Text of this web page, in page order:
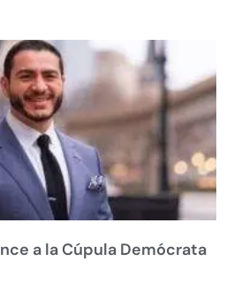
a la Cúpula Demócrata